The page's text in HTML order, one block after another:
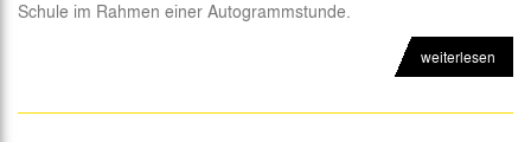
Schule im Rahmen einer Autogrammstunde.
weiterlesen